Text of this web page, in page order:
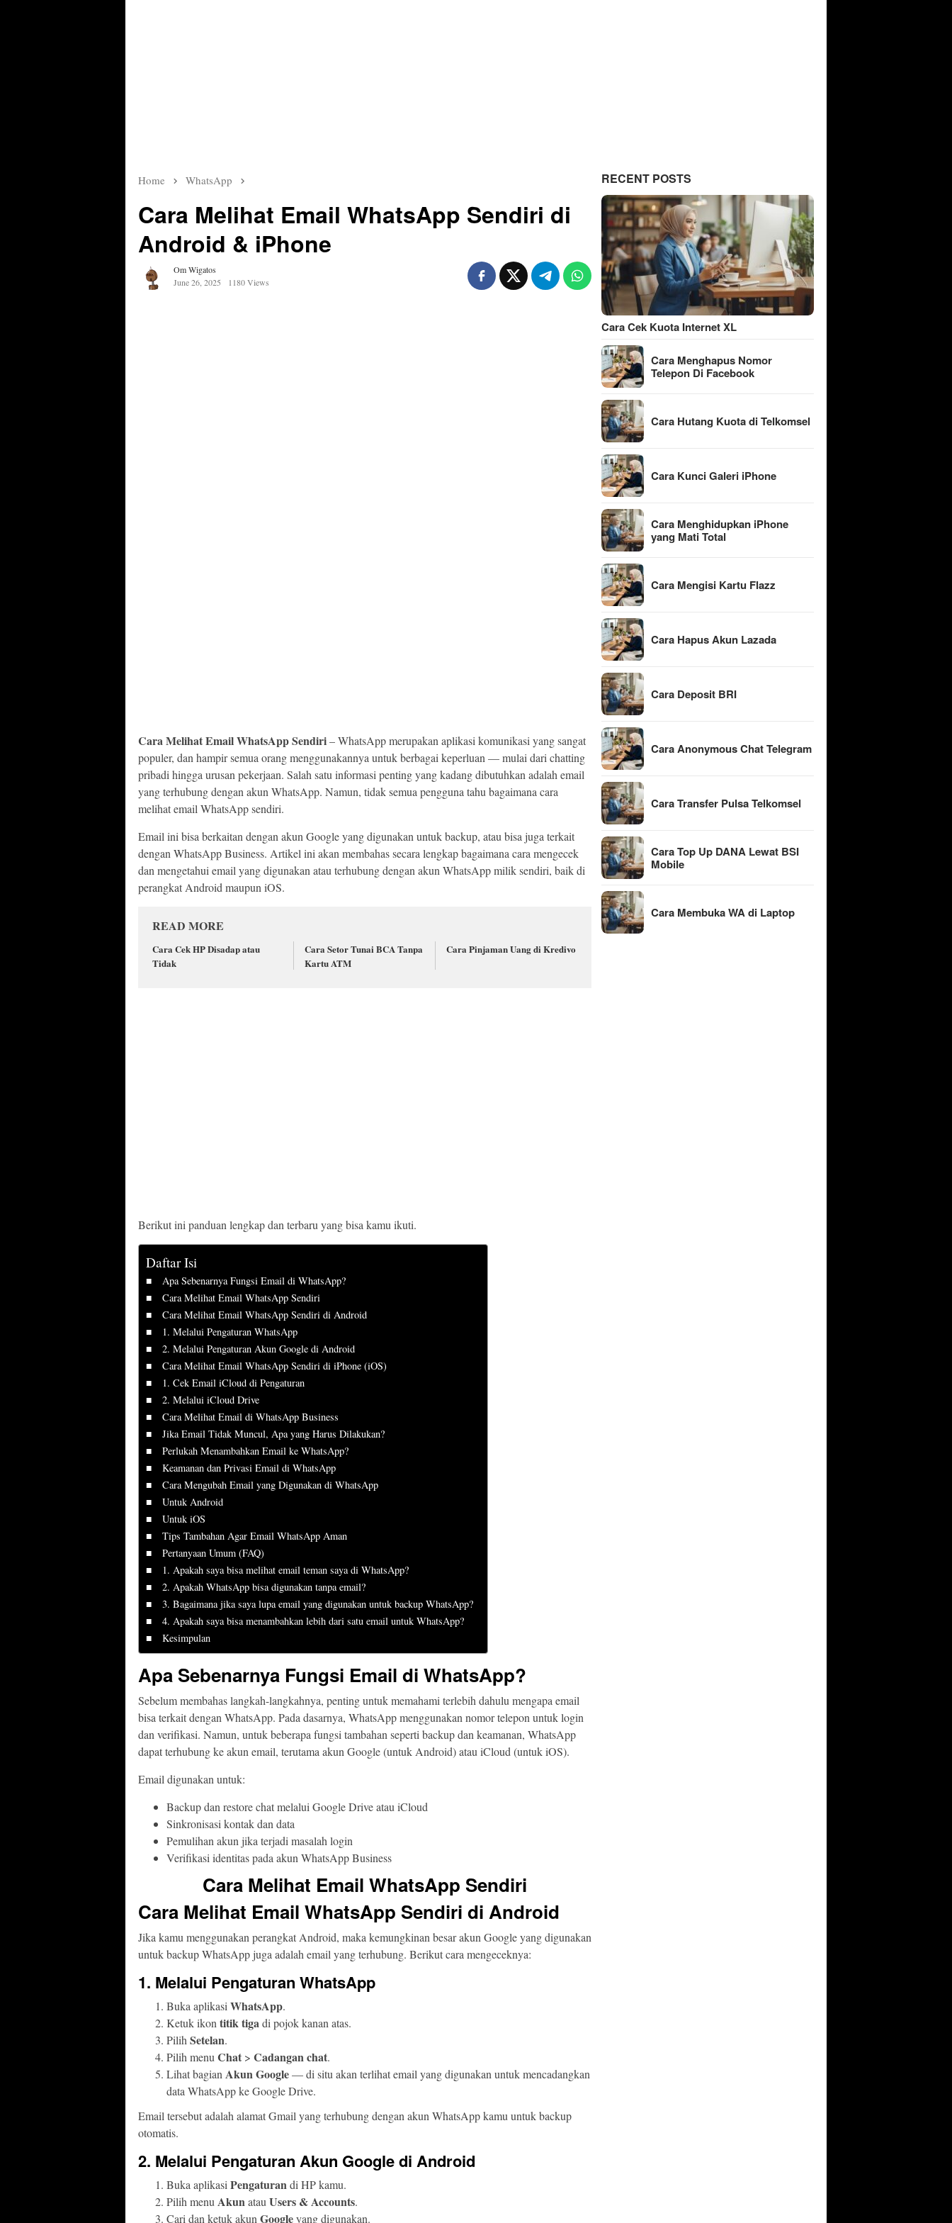
Home WhatsApp
Cara Melihat Email WhatsApp Sendiri di
Android & iPhone
Om Wigatos
June 26, 2025
1180 Views
Cara Melihat Email WhatsApp Sendiri– WhatsApp merupakan aplikasi komunikasi yang sangat
populer, dan hampir semua orang menggunakannya untuk berbagai keperluan — mulai dari chatting
pribadi hingga urusan pekerjaan. Salah satu informasi penting yang kadang dibutuhkan adalah email
yang terhubung dengan akun WhatsApp. Namun, tidak semua pengguna tahu bagaimana cara
melihat email WhatsApp sendiri.
Email ini bisa berkaitan dengan akun Google yang digunakan untuk backup, atau bisa juga terkait
dengan WhatsApp Business. Artikel ini akan membahas secara lengkap bagaimana cara mengecek
dan mengetahui email yang digunakan atau terhubung dengan akun WhatsApp milik sendiri, baik di
perangkat Android maupun iOS.
READ MORE
Cara Cek HP Disadap atau
Tidak
Cara Setor Tunai BCA Tanpa
Kartu ATM
Cara Pinjaman Uang di Kredivo
Berikut ini panduan lengkap dan terbaru yang bisa kamu ikuti.
Daftar Isi
Apa Sebenarnya Fungsi Email di WhatsApp?
Cara Melihat Email WhatsApp Sendiri
Cara Melihat Email WhatsApp Sendiri di Android
1. Melalui Pengaturan WhatsApp
2. Melalui Pengaturan Akun Google di Android
Cara Melihat Email WhatsApp Sendiri di iPhone (iOS)
1. Cek Email iCloud di Pengaturan
2. Melalui iCloud Drive
Cara Melihat Email di WhatsApp Business
Jika Email Tidak Muncul, Apa yang Harus Dilakukan?
Perlukah Menambahkan Email ke WhatsApp?
Keamanan dan Privasi Email di WhatsApp
Cara Mengubah Email yang Digunakan di WhatsApp
Untuk Android
Untuk iOS
Tips Tambahan Agar Email WhatsApp Aman
Pertanyaan Umum (FAQ)
1. Apakah saya bisa melihat email teman saya di WhatsApp?
2. Apakah WhatsApp bisa digunakan tanpa email?
3. Bagaimana jika saya lupa email yang digunakan untuk backup WhatsApp?
4. Apakah saya bisa menambahkan lebih dari satu email untuk WhatsApp?
Kesimpulan
Apa Sebenarnya Fungsi Email di WhatsApp?
Sebelum membahas langkah-langkahnya, penting untuk memahami terlebih dahulu mengapa email
bisa terkait dengan WhatsApp. Pada dasarnya, WhatsApp menggunakan nomor telepon untuk login
dan verifikasi. Namun, untuk beberapa fungsi tambahan seperti backup dan keamanan, WhatsApp
dapat terhubung ke akun email, terutama akun Google (untuk Android) atau iCloud (untuk iOS).
Email digunakan untuk:
Backup dan restore chat melalui Google Drive atau iCloud
Sinkronisasi kontak dan data
Pemulihan akun jika terjadi masalah login
Verifikasi identitas pada akun WhatsApp Business
Cara Melihat Email WhatsApp Sendiri
Cara Melihat Email WhatsApp Sendiri di Android
Jika kamu menggunakan perangkat Android, maka kemungkinan besar akun Google yang digunakan
untuk backup WhatsApp juga adalah email yang terhubung. Berikut cara mengeceknya:
1. Melalui Pengaturan WhatsApp
Buka aplikasi WhatsApp.
Ketuk ikon titik tigadi pojok kanan atas.
Pilih Setelan.
Pilih menu Chat > Cadangan chat.
Lihat bagian Akun Google— di situ akan terlihat email yang digunakan untuk mencadangkan
data WhatsApp ke Google Drive.
Email tersebut adalah alamat Gmail yang terhubung dengan akun WhatsApp kamu untuk backup
otomatis.
2. Melalui Pengaturan Akun Google di Android
Buka aplikasi Pengaturandi HP kamu.
Pilih menu Akunatau Users & Accounts.
Cari dan ketuk akun Googleyang digunakan.
RECENT POSTS
Cara Cek Kuota Internet XL
Cara Menghapus Nomor
Telepon Di Facebook
Cara Hutang Kuota di Telkomsel
Cara Kunci Galeri iPhone
Cara Menghidupkan iPhone
yang Mati Total
Cara Mengisi Kartu Flazz
Cara Hapus Akun Lazada
Cara Deposit BRI
Cara Anonymous Chat Telegram
Cara Transfer Pulsa Telkomsel
Cara Top Up DANA Lewat BSI
Mobile
Cara Membuka WA di Laptop